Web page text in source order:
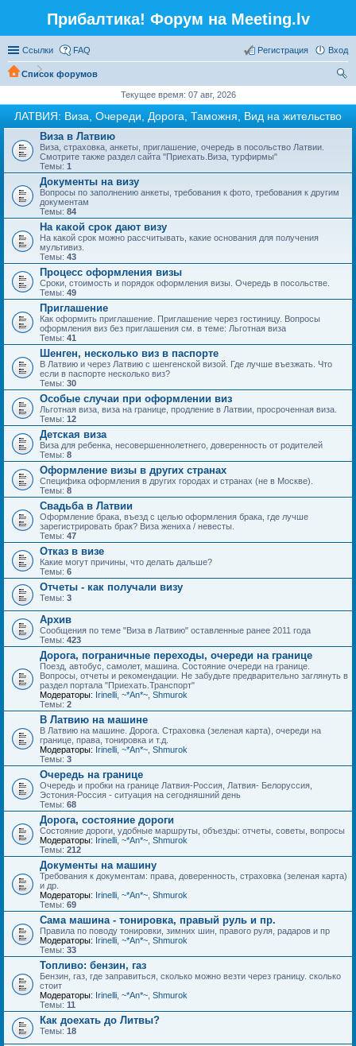
Прибалтика! Форум на Meeting.lv
Ссылки FAQ Вход
Регистрация
Список форумов
Текущее время: 07 авг, 2026
ЛАТВИЯ: Виза, Очереди, Дорога, Таможня, Вид на жительство
Виза в Латвию
Виза, страховка, анкеты, приглашение, очередь в посольство Латвии.
Смотрите также раздел сайта "Приехать.Виза, турфирмы"
Темы: 1
Документы на визу
Вопросы по заполнению анкеты, требования к фото, требования к другим
документам
Темы: 84
На какой срок дают визу
На какой срок можно рассчитывать, какие основания для получения
мультивиз.
Темы: 43
Процесс оформления визы
Сроки, стоимость и порядок оформления визы. Очередь в посольстве.
Темы: 49
Приглашение
Как оформить приглашение. Приглашение через гостиницу. Вопросы
оформления виз без приглашения см. в теме: Льготная виза
Темы: 41
Шенген, несколько виз в паспорте
В Латвию и через Латвию с шенгенской визой. Где лучше въезжать. Что
если в паспорте несколько виз?
Темы: 30
Особые случаи при оформлении виз
Льготная виза, виза на границе, продление в Латвии, просроченная виза.
Темы: 12
Детская виза
Виза для ребенка, несовершеннолетнего, доверенность от родителей
Темы: 8
Оформление визы в других странах
Специфика оформления в других городах и странах (не в Москве).
Темы: 8
Свадьба в Латвии
Оформление брака, въезд с целью оформления брака, где лучше
зарегистрировать брак? Виза жениха / невесты.
Темы: 47
Отказ в визе
Какие могут причины, что делать дальше?
Темы: 6
Отчеты - как получали визу
Темы: 3
Архив
Сообщения по теме "Виза в Латвию" оставленные ранее 2011 года
Темы: 423
Дорога, пограничные переходы, очереди на границе
Поезд, автобус, самолет, машина. Состояние очереди на границе.
Вопросы, отчеты и рекомендации. Не забудьте предварительно заглянуть в
раздел портала "Приехать.Транспорт"
Модераторы: Irinelli ~*An*~ Shmurok
Темы: 2
В Латвию на машине
В Латвию на машине. Дорога. Страховка (зеленая карта), очереди на
границе, права, тонировка и т.д.
Модераторы: Irinelli ~*An*~ Shmurok
Темы: 3
Очередь на границе
Очередь и пробки на границе Латвия-Россия, Латвия- Белоруссия,
Эстония-Россия - ситуация на сегодняшний день
Темы: 68
Дорога, состояние дороги
Состояние дороги, удобные маршруты, объезды: отчеты, советы, вопросы
Модераторы: Irinelli ~*An*~ Shmurok
Темы: 212
Документы на машину
Требования к документам: права, доверенность, страховка (зеленая карта)
и др.
Модераторы: Irinelli ~*An*~ Shmurok
Темы: 69
Сама машина - тонировка, правый руль и пр.
Правила по поводу тонировки, зимних шин, правого руля, радаров и пр
Модераторы: Irinelli ~*An*~ Shmurok
Темы: 33
Топливо: бензин, газ
Бензин, газ, где заправиться, сколько можно везти через границу. сколько
стоит
Модераторы: Irinelli ~*An*~ Shmurok
Темы: 11
Как доехать до Литвы?
Темы: 18